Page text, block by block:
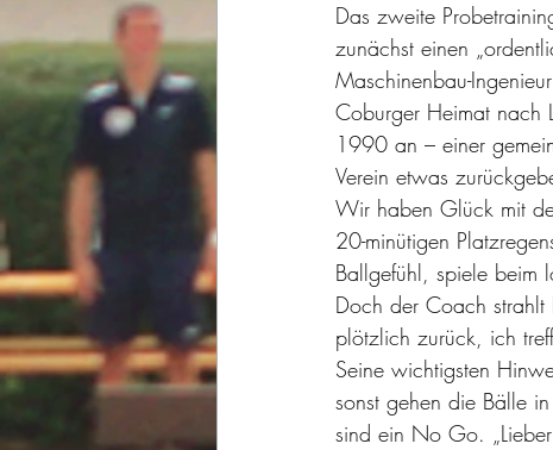
Das zweite
zunächst einen
Maschinenbau-
Coburger Heimat nach
1990 an – einer
Verein etwas
Wir haben Glück mit
20-minütigen
Ballgefühl, spiele beim
Doch der Coach strahlt
plötzlich zurück, ich
Seine wichtigsten
sonst gehen die Bälle
sind ein No Go.